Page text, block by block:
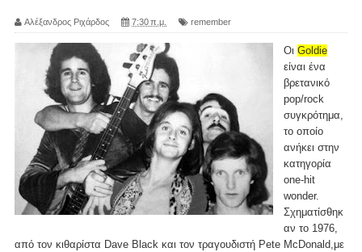
Αλέξανδρος Ριχάρδος 7:30 π.μ. remember
Οι Goldie
είναι ένα
βρετανικό
pop/rock
συγκρότημα,
το οποίο
ανήκει στην
κατηγορία
one-hit
wonder.
Σχηματίσθηκ
αν το 1976,
από τον κιθαρίστα Dave Black και τον τραγουδιστή Pete McDonald,με